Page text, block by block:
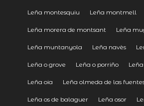
Leña montesquiu Leña montmell
Leña morera de montsant Leña
Leña muntanyola Leña navès
Leña o grove Leña o porriño
Leña oia Leña olmeda de las
Leña os de balaguer Leña osor